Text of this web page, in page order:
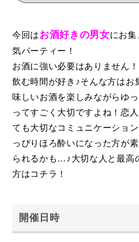
今回はお酒好きの男女にお集
気パーティー！
お酒に強い必要はありません
飲む時間が好き♪そんな方はお
味しいお酒を楽しみながらゆ
ってすごく大切ですよね！恋
ても大切なコミュニケーショ
っぴりほろ酔いになった方が
られるかも…♪大切な人と最高
方はコチラ！
開催日時